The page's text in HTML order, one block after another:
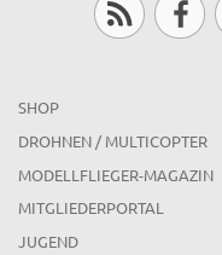
SHOP
DROHNEN / MULTICOPTER
MODELLFLIEGER-MAGAZIN
MITGLIEDERPORTAL
JUGEND